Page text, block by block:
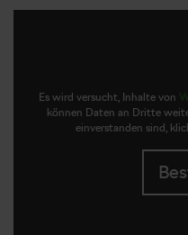
Es wird versucht, Inhalte von
können Daten an Dritte
einverstanden sind,